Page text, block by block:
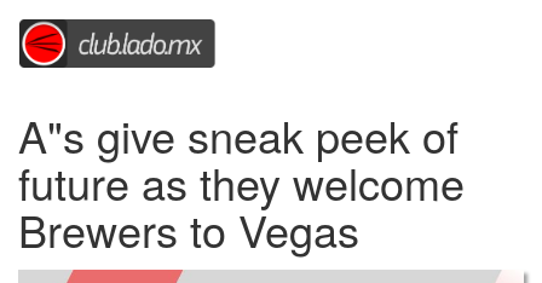
A"s give sneak peek of
future as they welcome
Brewers to Vegas